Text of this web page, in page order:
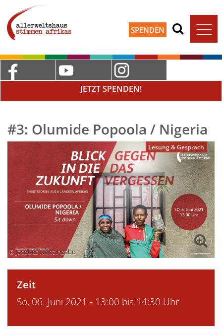
SPENDEN
JETZT SPENDEN!
#3: Olumide Popoola / Nigeria
© Jacques Nkinzingabo
Lesung & Gespräch
Zeit
So, 06. Juni 2021 - 13:00 bis 14:30 Uhr